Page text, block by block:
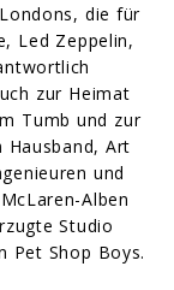
die für
Led Zeppelin,
zur Heimat
Tumb und zur
Hausband, Art
und
Alben
Studio
Pet Shop Boys.